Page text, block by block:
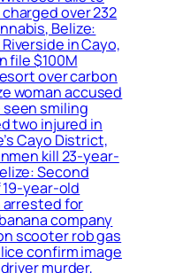
over 232
Belize:
in Cayo,
file $100M
over carbon
woman accused
smiling
two injured in
Cayo District,
kill 23-year-
Second
year-old
arrested for
company
scooter rob gas
confirm image
murder,